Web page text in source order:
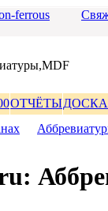
ferrous
ОТЧЁТЫДОСКА